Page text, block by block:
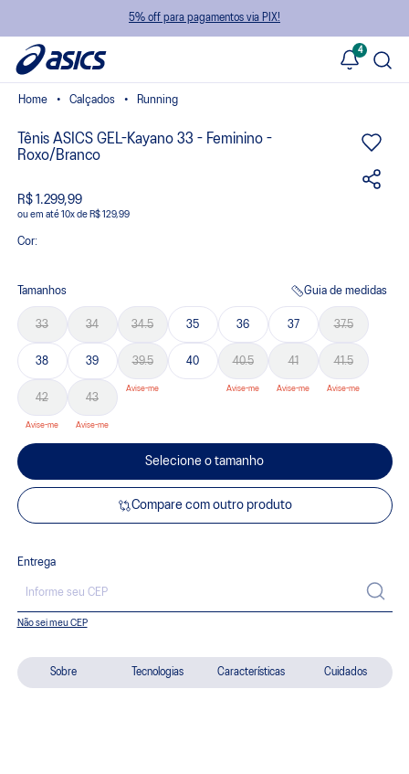
5% off para pagamentos via PIX!
4
Sobre Tecnologias Características Cuidados
Calçados Running
Tênis ASICS GEL-Kayano 33 - Feminino -
Roxo/Branco
R$ 1.299,99
ou 10xde R$ 129,99
Cor:
Tamanhos Guia de medidas
33 34 34.5 35 36 37 37.5
38 39 39.5 40 40.5 41 41.5
42 43
Selecione o tamanho
Compare com outro produto
Entrega
Não sei meu CEP